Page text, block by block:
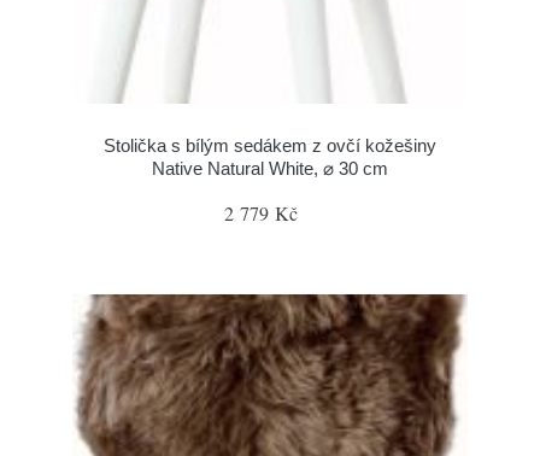
Stolička s bílým sedákem z ovčí kožešiny
Native Natural White, ⌀ 30 cm
2 779 Kč